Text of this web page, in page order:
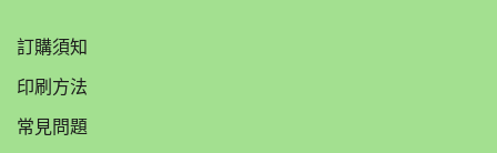
訂購須知
印刷方法
常見問題